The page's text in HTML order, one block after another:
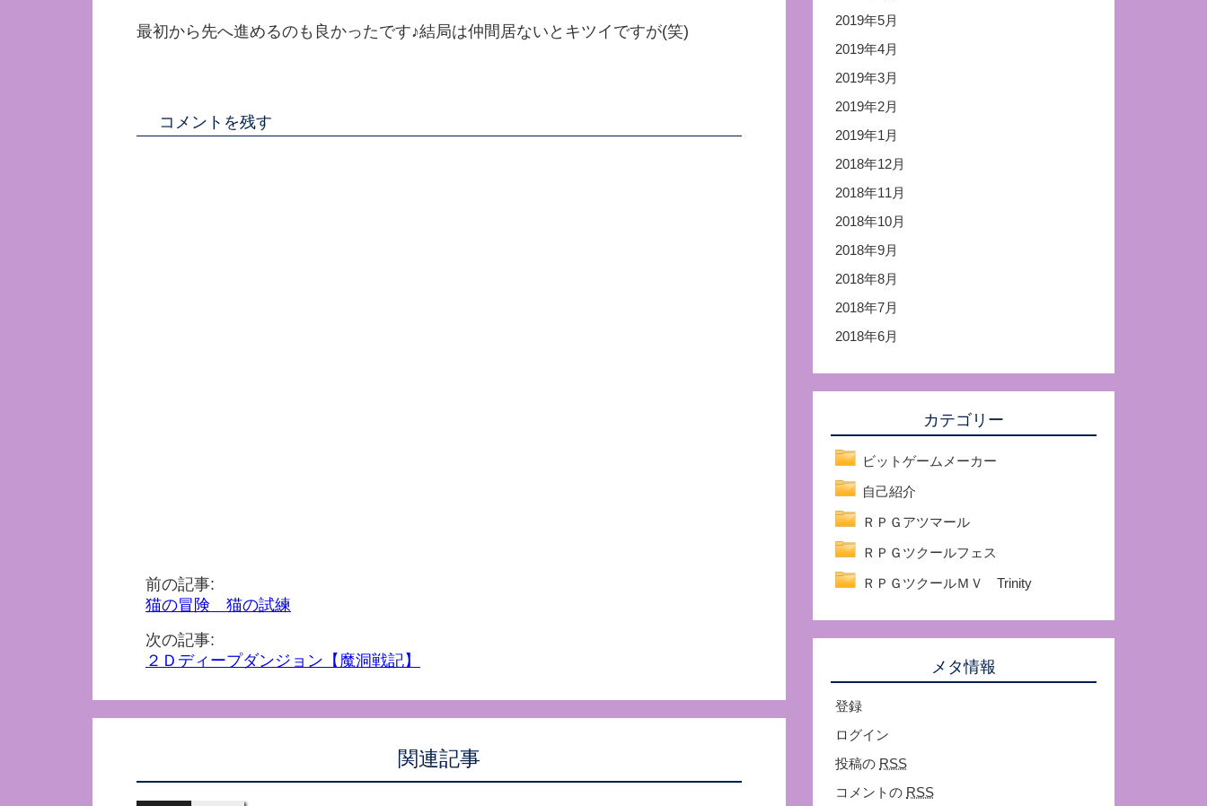
最初から先へ進めるのも良かったです♪結局は仲間居ないとキツイですが(笑)
コメントを残す
前の記事:
猫の冒険 猫の試練
次の記事:
２Ｄディープダンジョン【魔洞戦記】
関連記事
2019年5月
2019年4月
2019年3月
2019年2月
2019年1月
2018年12月
2018年11月
2018年10月
2018年9月
2018年8月
2018年7月
2018年6月
カテゴリー
ビットゲームメーカー
自己紹介
ＲＰＧアツマール
ＲＰＧツクールフェス
ＲＰＧツクールＭＶ Trinity
メタ情報
登録
ログイン
投稿の RSS
コメントの RSS